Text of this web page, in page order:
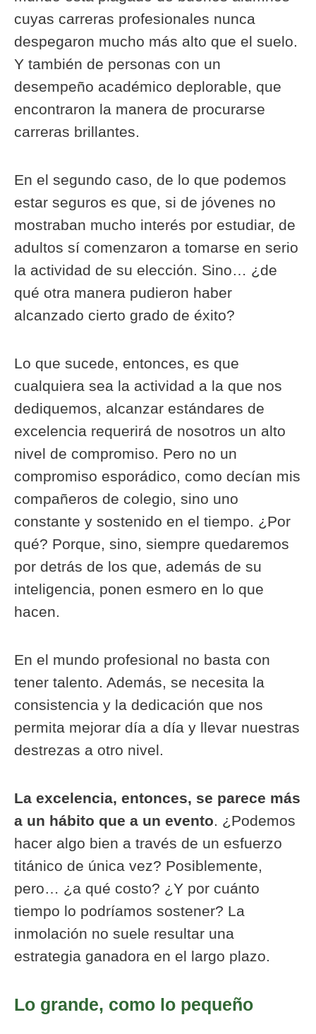
cuyas carreras profesionales nunca
despegaron mucho más alto que el suelo.
Y también de personas con un
desempeño académico deplorable, que
encontraron la manera de procurarse
carreras brillantes.
En el segundo caso, de lo que podemos
estar seguros es que, si de jóvenes no
mostraban mucho interés por estudiar, de
adultos sí comenzaron a tomarse en serio
la actividad de su elección. Sino… ¿de
qué otra manera pudieron haber
alcanzado cierto grado de éxito?
Lo que sucede, entonces, es que
cualquiera sea la actividad a la que nos
dediquemos, alcanzar estándares de
excelencia requerirá de nosotros un alto
nivel de compromiso. Pero no un
compromiso esporádico, como decían mis
compañeros de colegio, sino uno
constante y sostenido en el tiempo. ¿Por
qué? Porque, sino, siempre quedaremos
por detrás de los que, además de su
inteligencia, ponen esmero en lo que
hacen.
En el mundo profesional no basta con
tener talento. Además, se necesita la
consistencia y la dedicación que nos
permita mejorar día a día y llevar nuestras
destrezas a otro nivel.
La excelencia, entonces, se parece más
a un hábito que a un evento. ¿Podemos
hacer algo bien a través de un esfuerzo
titánico de única vez? Posiblemente,
pero… ¿a qué costo? ¿Y por cuánto
tiempo lo podríamos sostener? La
inmolación no suele resultar una
estrategia ganadora en el largo plazo.
Lo grande, como lo pequeño